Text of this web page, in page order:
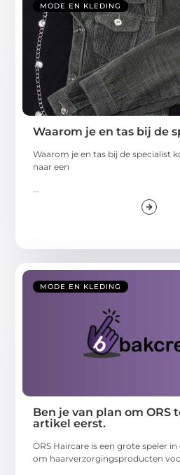
MODE EN KLEDING
Waarom je en tas bij de
Waarom je en tas bij de specialist
naar een
...
MODE EN KLEDING
Ben je van plan om ORS
artikel eerst.
ORS Haircare is een grote speler
om haarverzorgingsproducten